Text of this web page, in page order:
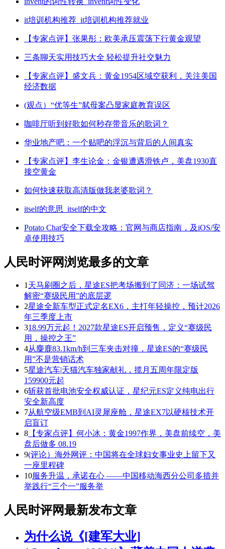
it培训机构推荐_it培训机构推荐就业
【专家点评】张果彤：欧美承压震荡下行黄金观望
三条聊天实用技巧大全 轻松提升社交魅力
【专家点评】盛文兵：黄金1954区域空获利，关注美国
经济数据
(观点）“优等生”弑母案凸显家庭教育误区
咖啡厅听到好歌如何秒存带音乐的歌词？
华业地产吧：一个贴吧的浮沉与背后的人间真实
【专家点评】李生论金：金银遭遇滑铁卢，美盘1930直
接空黄金
如何快速获取高清版做我老婆歌词？
itself的意思_itself的中文
Potato Chat安全下载全攻略：官网与商店指南，及iOS/安
卓使用技巧
人民时评网浏览最多的文章
1 天马刷圈之后，星途ES把考场搬到了同济：一场试驾
解密“赛级民用”的底层逻
2星途全新车型正式定名EX6，主打年轻操控，预计2026
年三季度上市
318.99万元起！2027款星途ES开启预售，定义“赛级民
用，操控之王”
4从麋鹿83.1km/h到三车夹击对撞，星途ES的“赛级民
用”不是营销话术
5星途汽车|天猫汽车独家献礼，揽月五周年限定版
159900元起
6斩获首批电池安全权威认证，星纪元ES定义纯电出行
安全新高度
7从航空级EMB到AI灵犀座舱，星途EX7以硬核技术开
启盲订
8 【专家点评】何小冰：黄金1997作界，美盘前续空，美
盘后做多 08.19
9(评论）海外网评：中国将在全球妇女事业史上留下又
一座里程碑
10服务升温，承诺在心 ——中国移动海西分公司多措并
举践行“三个一”服务举
人民时评网最新发布文章
为什么说《[建军大业]